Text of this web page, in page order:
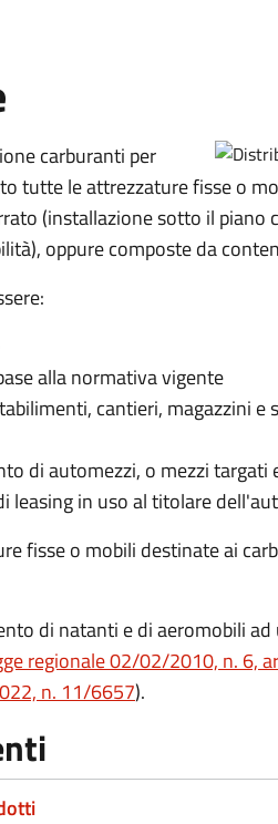
carburanti per
tutte le attrezzature fisse o
(installazione sotto il piano
oppure composte da
alla normativa vigente
cantieri, magazzini e
di automezzi, o mezzi targati
leasing in uso al titolare
fisse o mobili destinate ai
di natanti e di aeromobili
regionale 02/02/2010, n. 6,
n. 11/6657).